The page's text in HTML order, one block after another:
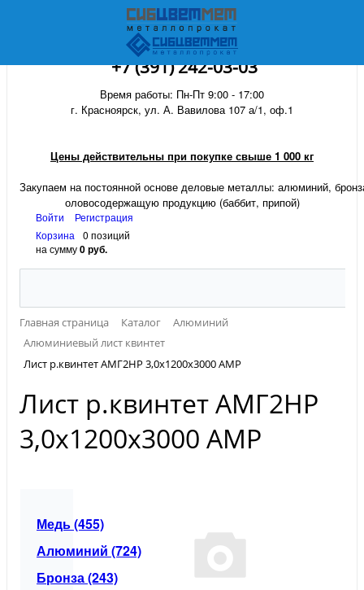
+7 (391) 242-03-03
Время работы: Пн-Пт 9:00 - 17:00
г. Красноярск, ул. А. Вавилова 107 а/1, оф.1
Цены действительны при покупке свыше 1 000 кг
Закупаем на постоянной основе деловые металлы: алюминий,
оловосодержащую продукцию (баббит, припой)
Войти
Регистрация
Корзина
0 позиций
на сумму0 руб.
Главная страница Каталог
Алюминий
Алюминиевый лист квинтет
Лист р.квинтет АМГ2НР 3,0х1200х3000 АМР
Лист р.квинтет АМГ2НР
3,0х1200х3000 АМР
Медь (455)
Алюминий (724)
Бронза (243)